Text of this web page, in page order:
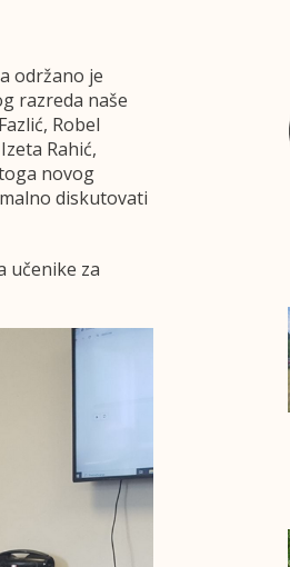
održano je
razreda naše
Robel
Rahić,
novog
diskutovati
učenike za